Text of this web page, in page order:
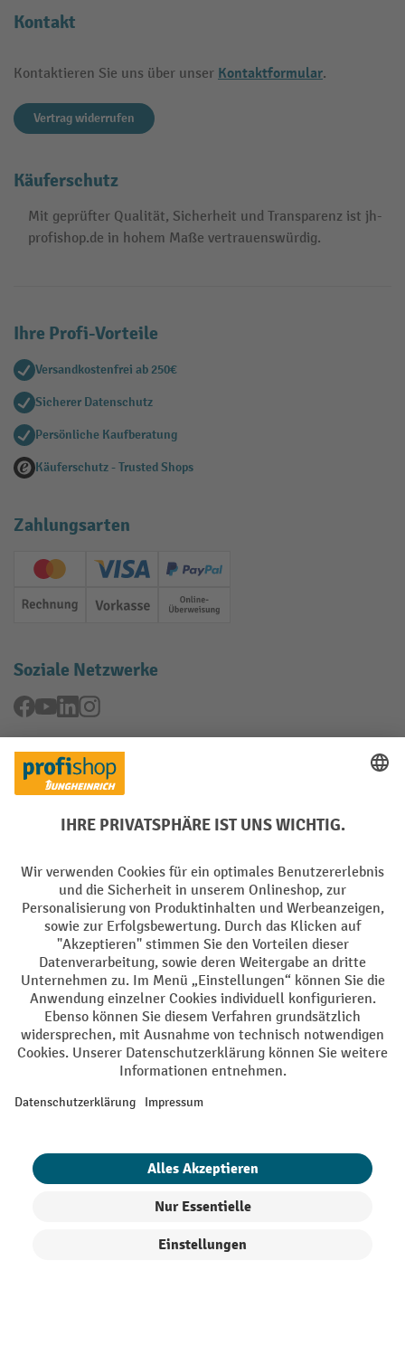
Kontakt
Kontaktieren Sie uns über unser Kontaktformular.
Vertrag widerrufen
Käuferschutz
Mit geprüfter Qualität, Sicherheit und Transparenz ist jh-
profishop.de in hohem Maße vertrauenswürdig.
Ihre Profi-Vorteile
Versandkostenfrei ab 250€
Sicherer Datenschutz
Persönliche Kaufberatung
Käuferschutz - Trusted Shops
Zahlungsarten
Creditcard (Master)Creditcard (Visa)
PayPal
Rechnung Vorkasse Online-Überweisung
Soziale Netzwerke
Facebook
YouTubeLinkedIn
Rücknahme-Services
Elektrogeräte Rückname
Batterie Rückname
AGB Impressum Datenschutz
Barrierefreiheit Grounding Page Privacy Settings
Alle Preise exkl. gesetzl. Mehrwertsteuer zzgl.Versandkosten und ggf.
Nachnahmegebühren, wenn nicht anders angegeben.
¹ Der Rabatt gilt so lange der Vorrat reicht. Der Rabatt gilt nicht auf
Erstregistrierung für den Newsletter gewährt. Der Gutschein ist 10
Tage gültig und kann ab einem Netto-Bestellwert von 250,- € online
eingelöst werden. Die Höhe des Rabatts variiert je nach
Arbeitsschutz | 5% auf Werkstatt, Betrieb, Transport, Stapeln und